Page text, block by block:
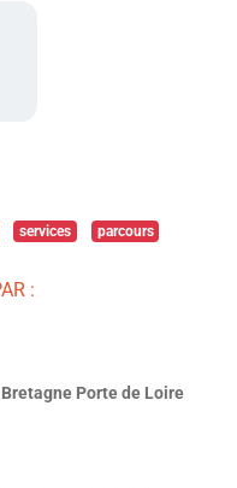
services parcours
:
Porte de Loire